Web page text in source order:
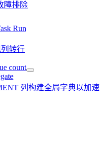
障排除
Run
列转行
count
列构建全局字典以加速